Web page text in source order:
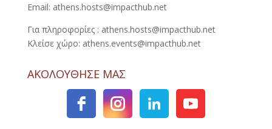
Email: athens.hosts@impacthub.net
Για πληροφορίες : athens.hosts@impacthub.net
Κλείσε χώρο: athens.events@impacthub.net
ΑΚΟΛΟΥΘΗΣΕ ΜΑΣ